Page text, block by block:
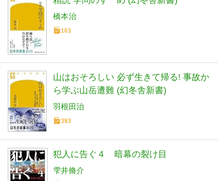
橋本治
103
山はおそろしい 必ず生きて帰る! 事故か
ら学ぶ山岳遭難 (幻冬舎新書)
羽根田治
393
犯人に告ぐ４ 暗幕の裂け目
雫井脩介